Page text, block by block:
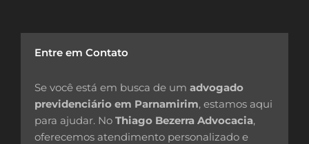
Entre em Contato
Se você está em busca de um advogado
previdenciário em Parnamirim, estamos aqui
para ajudar. No Thiago Bezerra Advocacia,
oferecemos atendimento personalizado e